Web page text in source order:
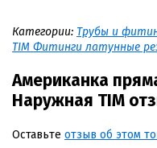
Категории: Трубы и
TIM Фитинги латунные
Американка
Наружная TIM
Оставьте отзыв об этом